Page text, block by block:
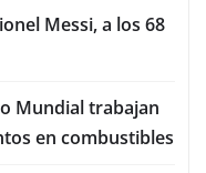
Messi, a los 68
Mundial trabajan
en combustibles